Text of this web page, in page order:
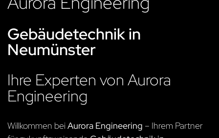
Gebäudetechnik in
Neumünster
Ihre Experten von Aurora
Engineering
Willkommen beiAurora Engineering – Ihrem Partner